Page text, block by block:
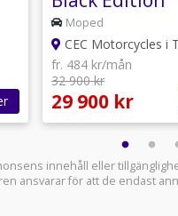
*Kampanj*
Moped
CEC Motorcycles i
fr. 484 kr/mån
32 900 kr
29 900 kr
innehåll eller
ansvarar för att de endast